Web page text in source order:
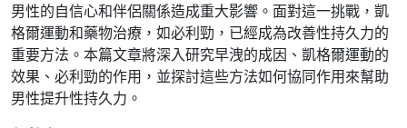
男性的自信心和伴侶關係造成重大影響。面對這一挑戰，凱
格爾運動和藥物治療，如必利勁，已經成為改善性持久力的
重要方法。本篇文章將深入研究早洩的成因、凱格爾運動的
效果、必利勁的作用，並探討這些方法如何協同作用來幫助
男性提升性持久力。